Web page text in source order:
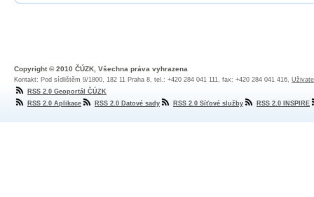
Copyright © 2010 ČÚZK, Všechna práva vyhrazena
Kontakt: Pod sídlištěm 9/1800, 182 11 Praha 8, tel.: +420 284 041 111, fax: +420 284 041 416,
RSS 2.0 Geoportál ČÚZK
RSS 2.0 Aplikace
RSS 2.0 Datové sady RSS 2.0 Síťové služby RSS 2.0 INSPIRE